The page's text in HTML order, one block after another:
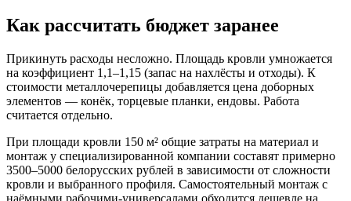
Как рассчитать бюджет заранее
Прикинуть расходы несложно. Площадь кровли умножается
на коэффициент 1,1–1,15 (запас на нахлёсты и отходы). К
стоимости металлочерепицы добавляется цена доборных
элементов — конёк, торцевые планки, ендовы. Работа
считается отдельно.
При площади кровли 150 м² общие затраты на материал и
монтаж у специализированной компании составят примерно
3500–5000 белорусских рублей в зависимости от сложности
кровли и выбранного профиля. Самостоятельный монтаж с
наёмными рабочими-универсалами обходится дешевле на